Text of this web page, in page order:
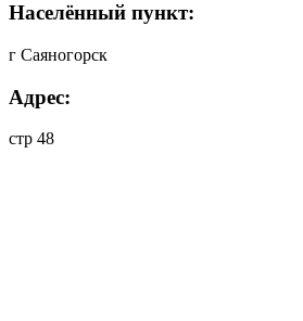
Населённый пункт:
г Саяногорск
Адрес:
стр 48